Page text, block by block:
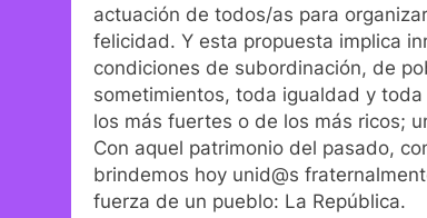
actuación de todos/as para
felicidad. Y esta propuesta implica
condiciones de subordinación, de
sometimientos, toda igualdad y
los más fuertes o de los más ricos;
Con aquel patrimonio del pasado,
brindemos hoy unid@s
fuerza de un pueblo: La República.